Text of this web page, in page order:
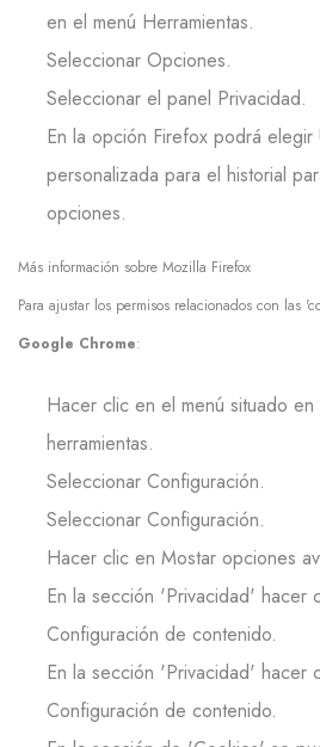
en el menú Herramientas.
Seleccionar Opciones.
Seleccionar el panel Privacidad.
En la opción Firefox podrá elegir
personalizada para el historial
opciones.
Más información sobre Mozilla Firefox
Para ajustar los permisos relacionados con las
Google Chrome:
Hacer clic en el menú situado
herramientas.
Seleccionar Configuración.
Seleccionar Configuración.
Hacer clic en Mostar opciones
En la sección 'Privacidad' hacer
Configuración de contenido.
En la sección 'Privacidad' hacer
Configuración de contenido.